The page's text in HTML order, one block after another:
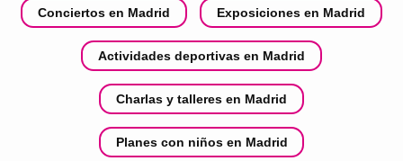
Conciertos en Madrid Exposiciones en Madrid
Actividades deportivas en Madrid
Charlas y talleres en Madrid
Planes con niños en Madrid